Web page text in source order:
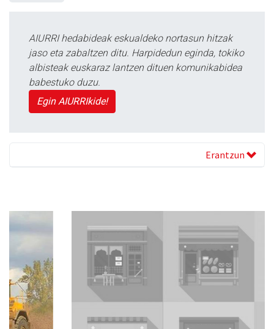
AIURRI hedabideak eskualdeko nortasun hitzak
jaso eta zabaltzen ditu. Harpidedun eginda, tokiko
albisteak euskaraz lantzen dituen komunikabidea
babestuko duzu.
Egin AIURRIkide!
Erantzun